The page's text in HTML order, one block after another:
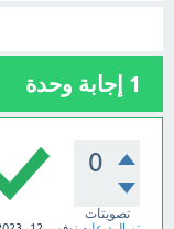
1 إجابة وحدة
0
تصويتات